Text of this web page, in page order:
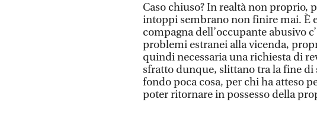
Caso chiuso? In realtà non proprio,
intoppi sembrano non finire mai. È
compagna dell’occupante abusivo
problemi estranei alla vicenda,
quindi necessaria una richiesta di
sfratto dunque, slittano tra la fine
fondo poca cosa, per chi ha atteso
poter ritornare in possesso della